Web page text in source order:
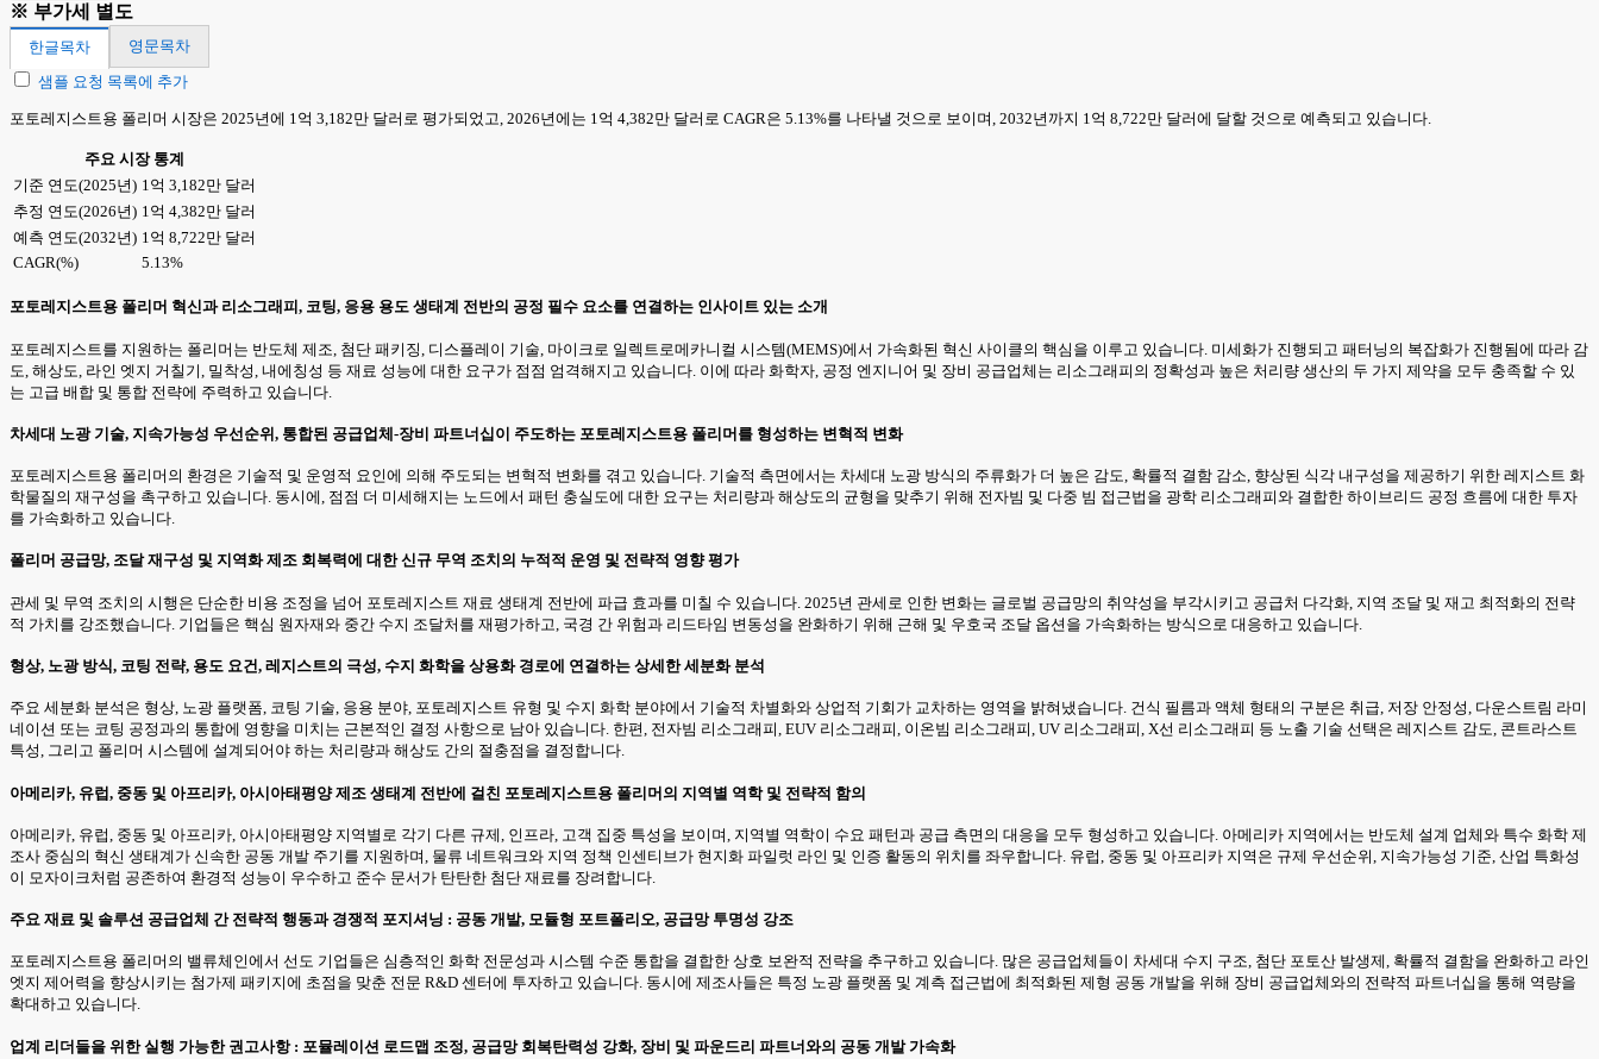
※ 부가세 별도
한글목차
영문목차
샘플 요청 목록에 추가
포토레지스트용 폴리머 시장은 2025년에 1억 3,182만 달러로 평가되었고, 2026년에는 1억 4,382만 달러로 CAGR은 5.13%를 나타낼 것으로 보이며, 2032년까지 1억 8,722만 달러에 달할 것으로 예측되고 있습니다.
주요 시장 통계
기준 연도(2025년) 1억 3,182만 달러
추정 연도(2026년) 1억 4,382만 달러
예측 연도(2032년) 1억 8,722만 달러
CAGR(%)
5.13%
포토레지스트용 폴리머 혁신과 리소그래피, 코팅, 응용 용도 생태계 전반의 공정 필수 요소를 연결하는 인사이트 있는 소개
포토레지스트를 지원하는 폴리머는 반도체 제조, 첨단 패키징, 디스플레이 기술, 마이크로 일렉트로메카니컬 시스템(MEMS)에서 가속화된 혁신 사이클의 핵심을 이루고 있습니다. 미세화가 진행되고 패터닝의 복잡화가 진행됨에 따라 감
도, 해상도, 라인 엣지 거칠기, 밀착성, 내에칭성 등 재료 성능에 대한 요구가 점점 엄격해지고 있습니다. 이에 따라 화학자, 공정 엔지니어 및 장비 공급업체는 리소그래피의 정확성과 높은 처리량 생산의 두 가지 제약을 모두 충족할 수 있
는 고급 배합 및 통합 전략에 주력하고 있습니다.
차세대 노광 기술, 지속가능성 우선순위, 통합된 공급업체-장비 파트너십이 주도하는 포토레지스트용 폴리머를 형성하는 변혁적 변화
포토레지스트용 폴리머의 환경은 기술적 및 운영적 요인에 의해 주도되는 변혁적 변화를 겪고 있습니다. 기술적 측면에서는 차세대 노광 방식의 주류화가 더 높은 감도, 확률적 결함 감소, 향상된 식각 내구성을 제공하기 위한 레지스트 화
학물질의 재구성을 촉구하고 있습니다. 동시에, 점점 더 미세해지는 노드에서 패턴 충실도에 대한 요구는 처리량과 해상도의 균형을 맞추기 위해 전자빔 및 다중 빔 접근법을 광학 리소그래피와 결합한 하이브리드 공정 흐름에 대한 투자
를 가속화하고 있습니다.
폴리머 공급망, 조달 재구성 및 지역화 제조 회복력에 대한 신규 무역 조치의 누적적 운영 및 전략적 영향 평가
관세 및 무역 조치의 시행은 단순한 비용 조정을 넘어 포토레지스트 재료 생태계 전반에 파급 효과를 미칠 수 있습니다. 2025년 관세로 인한 변화는 글로벌 공급망의 취약성을 부각시키고 공급처 다각화, 지역 조달 및 재고 최적화의 전략
적 가치를 강조했습니다. 기업들은 핵심 원자재와 중간 수지 조달처를 재평가하고, 국경 간 위험과 리드타임 변동성을 완화하기 위해 근해 및 우호국 조달 옵션을 가속화하는 방식으로 대응하고 있습니다.
형상, 노광 방식, 코팅 전략, 용도 요건, 레지스트의 극성, 수지 화학을 상용화 경로에 연결하는 상세한 세분화 분석
주요 세분화 분석은 형상, 노광 플랫폼, 코팅 기술, 응용 분야, 포토레지스트 유형 및 수지 화학 분야에서 기술적 차별화와 상업적 기회가 교차하는 영역을 밝혀냈습니다. 건식 필름과 액체 형태의 구분은 취급, 저장 안정성, 다운스트림 라미
네이션 또는 코팅 공정과의 통합에 영향을 미치는 근본적인 결정 사항으로 남아 있습니다. 한편, 전자빔 리소그래피, EUV 리소그래피, 이온빔 리소그래피, UV 리소그래피, X선 리소그래피 등 노출 기술 선택은 레지스트 감도, 콘트라스트
특성, 그리고 폴리머 시스템에 설계되어야 하는 처리량과 해상도 간의 절충점을 결정합니다.
아메리카, 유럽, 중동 및 아프리카, 아시아태평양 제조 생태계 전반에 걸친 포토레지스트용 폴리머의 지역별 역학 및 전략적 함의
아메리카, 유럽, 중동 및 아프리카, 아시아태평양 지역별로 각기 다른 규제, 인프라, 고객 집중 특성을 보이며, 지역별 역학이 수요 패턴과 공급 측면의 대응을 모두 형성하고 있습니다. 아메리카 지역에서는 반도체 설계 업체와 특수 화학 제
조사 중심의 혁신 생태계가 신속한 공동 개발 주기를 지원하며, 물류 네트워크와 지역 정책 인센티브가 현지화 파일럿 라인 및 인증 활동의 위치를 좌우합니다. 유럽, 중동 및 아프리카 지역은 규제 우선순위, 지속가능성 기준, 산업 특화성
이 모자이크처럼 공존하여 환경적 성능이 우수하고 준수 문서가 탄탄한 첨단 재료를 장려합니다.
주요 재료 및 솔루션 공급업체 간 전략적 행동과 경쟁적 포지셔닝 : 공동 개발, 모듈형 포트폴리오, 공급망 투명성 강조
포토레지스트용 폴리머의 밸류체인에서 선도 기업들은 심층적인 화학 전문성과 시스템 수준 통합을 결합한 상호 보완적 전략을 추구하고 있습니다. 많은 공급업체들이 차세대 수지 구조, 첨단 포토산 발생제, 확률적 결함을 완화하고 라인
엣지 제어력을 향상시키는 첨가제 패키지에 초점을 맞춘 전문 R&D 센터에 투자하고 있습니다. 동시에 제조사들은 특정 노광 플랫폼 및 계측 접근법에 최적화된 제형 공동 개발을 위해 장비 공급업체와의 전략적 파트너십을 통해 역량을
확대하고 있습니다.
업계 리더들을 위한 실행 가능한 권고사항 : 포뮬레이션 로드맵 조정, 공급망 회복탄력성 강화, 장비 및 파운드리 파트너와의 공동 개발 가속화